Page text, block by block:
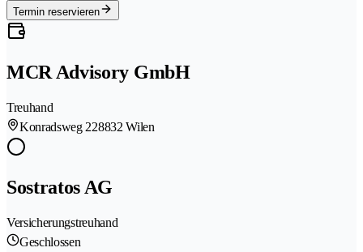
Termin reservieren
MCR Advisory GmbH
Treuhand
Konradsweg 228832 Wilen
Sostratos AG
Versicherungstreuhand
Geschlossen